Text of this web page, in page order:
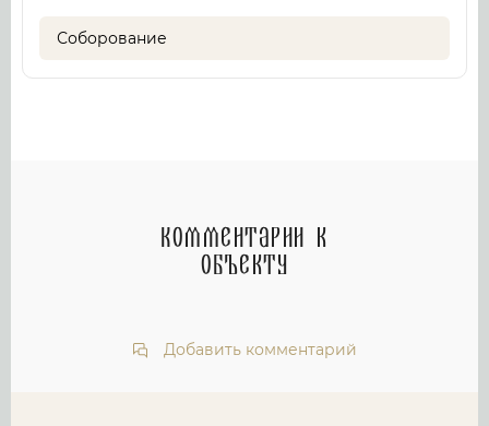
Соборование
Комментарии к
объекту
Добавить комментарий